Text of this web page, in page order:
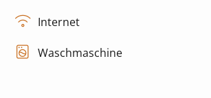
Internet
Waschmaschine